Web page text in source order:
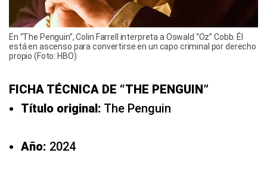
En “The Penguin”, Colin Farrell interpreta a Oswald “Oz” Cobb. Él
está en ascenso para convertirse en un capo criminal por derecho
propio (Foto: HBO)
FICHA TÉCNICA DE “THE PENGUIN”
Título original: The Penguin
Año: 2024